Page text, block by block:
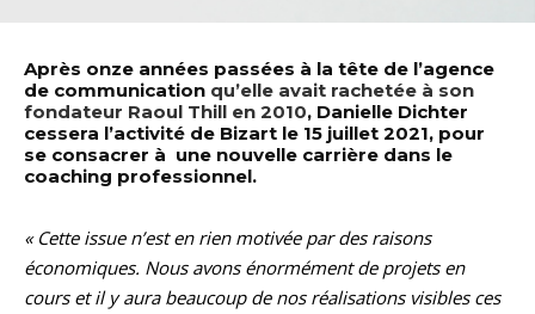
Après onze années passées à la tête de l’agence
de communication qu’elle avait rachetée à son
fondateur Raoul Thill en 2010, Danielle Dichter
cessera l’activité de Bizart le 15 juillet 2021, pour
se consacrer à une nouvelle carrière dans le
coaching professionnel.
« Cette issue n’est en rien motivée par des raisons
économiques. Nous avons énormément de projets en
cours et il y aura beaucoup de nos réalisations visibles ces